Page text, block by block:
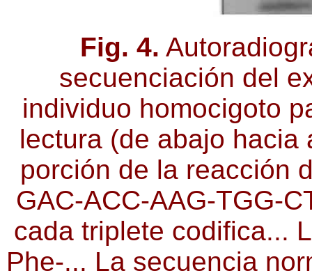
Fig. 4.
secuenciación del
individuo homocigoto
lectura (de abajo hacia
porción de la reacción
GAC-ACC-AAG-TGG-
cada triplete codifica...
Phe-... La secuencia